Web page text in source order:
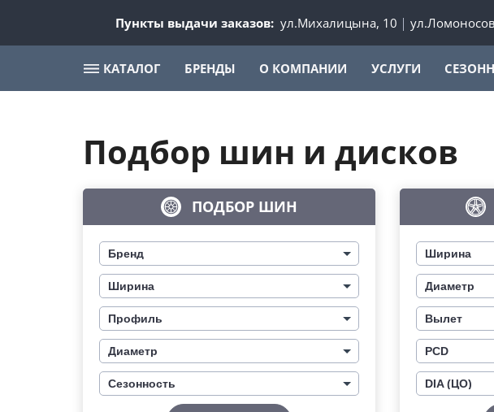
Пункты выдачи заказов: ул.Михалицына, 10
КАТАЛОГ БРЕНДЫ О КОМПАНИИ УСЛУГИ
Подбор шин и дисков
ПОДБОР ШИН
Бренд
Ширина
Профиль
Диаметр
Сезонность
Ширина
Диаметр
Вылет
PCD
DIA (ЦО)